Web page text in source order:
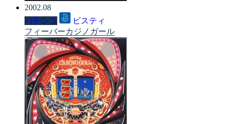
2002.08
パチンコ
ビスティ
フィーバーカジノガール